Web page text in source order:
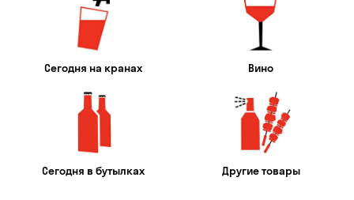
Сегодня на кранах Вино
Сегодня в бутылках Другие товары